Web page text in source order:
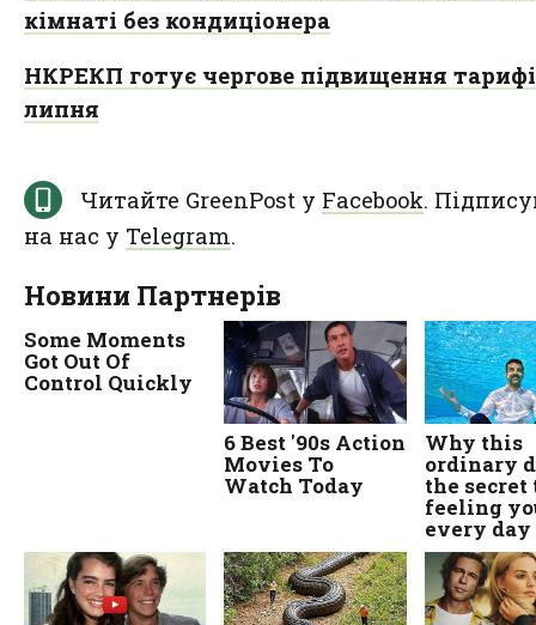
кімнаті без кондиціонера
НКРЕКП готує чергове підвищення
липня
Читайте GreenPost у Facebook.
на нас у Telegram.